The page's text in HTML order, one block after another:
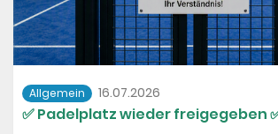
Allgemein 16.07.2026
✅ Padelplatz wieder freigegeben